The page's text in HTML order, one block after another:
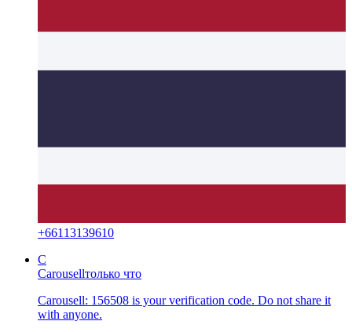
+66113139610
C
Carousellтолько что
Carousell: 156508 is your verification code. Do not share it
with anyone.